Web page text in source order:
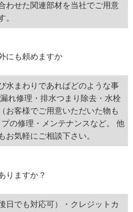
わせた関連部材を当社でご用意
。
にも頼めますか
水まわりであればどのような事
れ修理・排水つまり除去・水栓
お客様でご用意いただいた物も
の修理・メンテナンスなど。 他
お気軽にご相談下さい。
りますか？
日でも対応可）・クレジットカ